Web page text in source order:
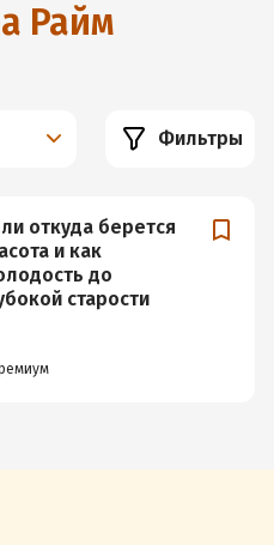
Райм
Фильтры
откуда берется
и как
до
старости